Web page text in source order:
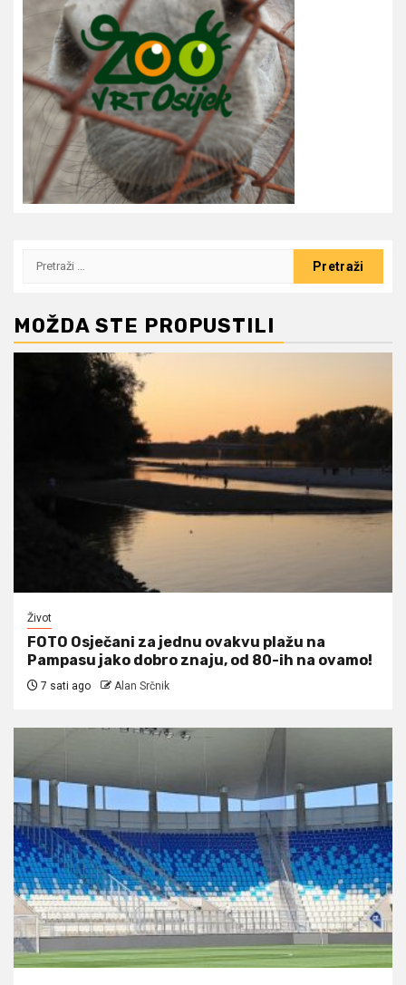
Pretraži:
MOŽDA STE PROPUSTILI
Život
FOTO Osječani za jednu ovakvu plažu na
Pampasu jako dobro znaju, od 80-ih na ovamo!
7 sati ago Alan Srčnik